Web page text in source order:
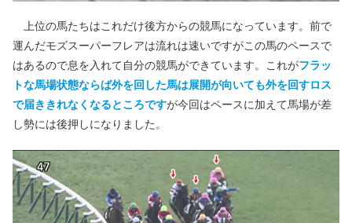
上位の馬たちはこれだけ後方からの競馬になっています。前で
運んだモズスーパーフレアは流れは速いですがこの馬のペースで
はあるので息を入れて自分の競馬ができています。これがフラッ
トな馬場状態ならば外を回した馬は展開が向いても外を回すロス
で届ききれなくなるところですが今回はペースに加えて馬場が差
し勢には後押しになりました。